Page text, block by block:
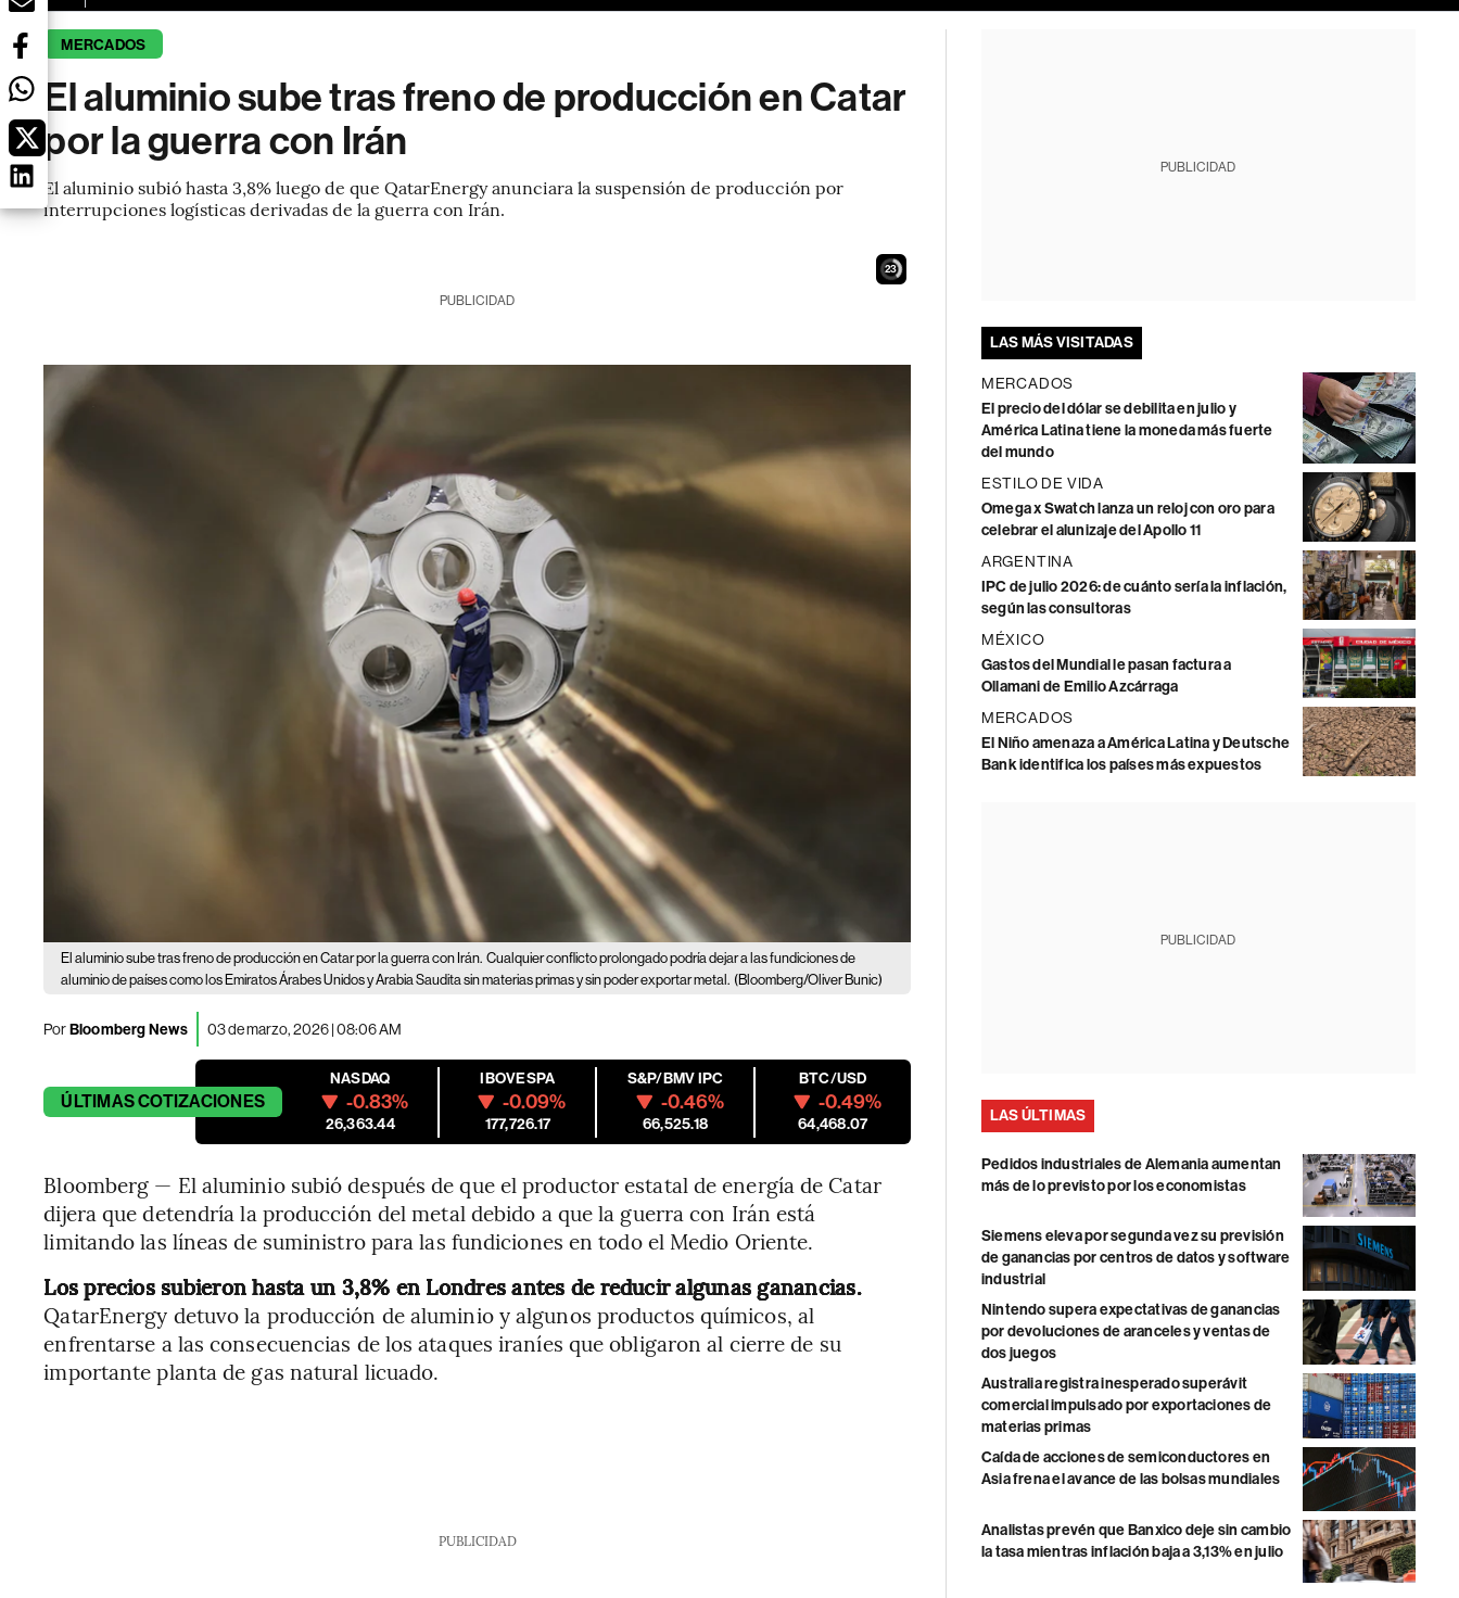
MERCADOS
El aluminio sube tras freno de producción en Catar
por la guerra con Irán
El aluminio subió hasta 3,8% luego de que QatarEnergy anunciara la suspensión de producción por
interrupciones logísticas derivadas de la guerra con Irán.
22
PUBLICIDAD
El aluminio sube tras freno de producción en Catar por la guerra con Irán. Cualquier conflicto prolongado podría dejar a las fundiciones de
aluminio de países como los Emiratos Árabes Unidos y Arabia Saudita sin materias primas y sin poder exportar metal. (Bloomberg/Oliver Bunic)
PorBloomberg News 03 de marzo, 2026 | 08:06 AM
ÚLTIMASCOTIZACIONES
NASDAQ
-0.83%
26,363.44
IBOVESPA
-0.09%
177,726.17
S&P/BMV IPC
-0.46%
66,525.18
BTC/USD
-0.49%
64,468.07
Bloomberg — El aluminio subió después de que el productor estatal de energía de Catar
dijera que detendría la producción del metal debido a que la guerra con Irán está
limitando las líneas de suministro para las fundiciones en todo el Medio Oriente.
Los precios subieron hasta un 3,8% en Londres antes de reducir algunas ganancias.
QatarEnergy detuvo la producción de aluminio y algunos productos químicos, al
enfrentarse a las consecuencias de los ataques iraníes que obligaron al cierre de su
importante planta de gas natural licuado.
PUBLICIDAD
PUBLICIDAD
LAS MÁS VISITADAS
MERCADOS
El precio del dólar se debilita en julio y
América Latina tiene la moneda más fuerte
del mundo
ESTILO DE VIDA
Omega x Swatch lanza un reloj con oro para
celebrar el alunizaje del Apollo 11
ARGENTINA
IPC de julio 2026: de cuánto sería la inflación,
según las consultoras
MÉXICO
Gastos del Mundial le pasan factura a
Ollamani de Emilio Azcárraga
MERCADOS
El Niño amenaza a América Latina y Deutsche
Bank identifica los países más expuestos
PUBLICIDAD
LAS ÚLTIMAS
Pedidos industriales de Alemania aumentan
más de lo previsto por los economistas
Siemens eleva por segunda vez su previsión
de ganancias por centros de datos y software
industrial
Nintendo supera expectativas de ganancias
por devoluciones de aranceles y ventas de
dos juegos
Australia registra inesperado superávit
comercial impulsado por exportaciones de
materias primas
Caída de acciones de semiconductores en
Asia frena el avance de las bolsas mundiales
Analistas prevén que Banxico deje sin cambio
la tasa mientras inflación baja a 3,13% en julio